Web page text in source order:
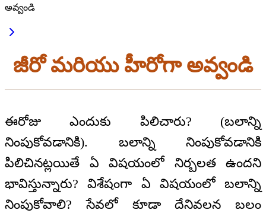
అవ్వండి
జీరో మరియు హీరోగా అవ్వండి
ఈరోజు ఎందుకు పిలిచారు? (బలాన్ని
నింపుకోవడానికి). బలాన్ని నింపుకోవడానికి
పిలిచినట్లయితే ఏ విషయంలో నిర్బలత ఉందని
భావిస్తున్నారు? విశేషంగా ఏ విషయంలో బలాన్ని
నింపుకోవాలి? సేవలో కూడా దేనివలన బలం